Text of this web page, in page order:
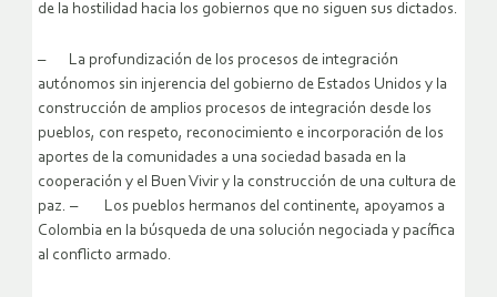
de la hostilidad hacia los gobiernos que no siguen sus dictados.
– La profundización de los procesos de integración
autónomos sin injerencia del gobierno de Estados Unidos y la
construcción de amplios procesos de integración desde los
pueblos, con respeto, reconocimiento e incorporación de los
aportes de la comunidades a una sociedad basada en la
cooperación y el Buen Vivir y la construcción de una cultura de
paz. – Los pueblos hermanos del continente, apoyamos a
Colombia en la búsqueda de una solución negociada y pacífica
al conflicto armado.